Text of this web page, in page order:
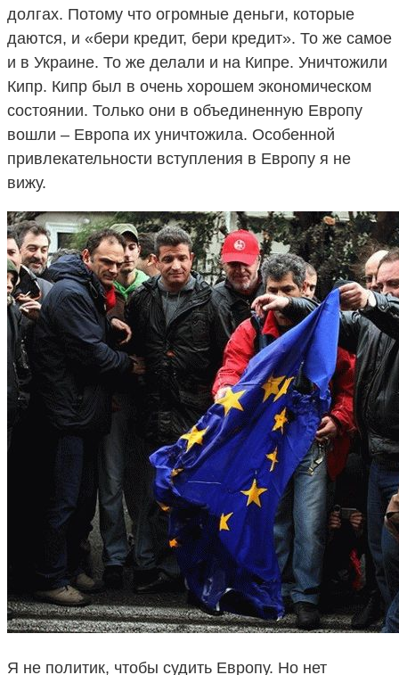
долгах. Потому что огромные деньги, которые
даются, и «бери кредит, бери кредит». То же самое
и в Украине. То же делали и на Кипре. Уничтожили
Кипр. Кипр был в очень хорошем экономическом
состоянии. Только они в объединенную Европу
вошли – Европа их уничтожила. Особенной
привлекательности вступления в Европу я не
вижу.
Я не политик, чтобы судить Европу. Но нет